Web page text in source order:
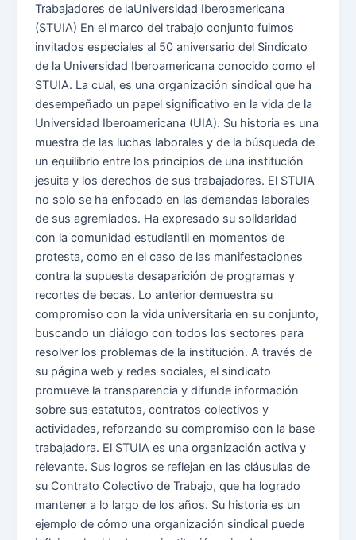
Trabajadores de laUniversidad Iberoamericana
(STUIA) En el marco del trabajo conjunto fuimos
invitados especiales al 50 aniversario del Sindicato
de la Universidad Iberoamericana conocido como el
STUIA. La cual, es una organización sindical que ha
desempeñado un papel significativo en la vida de la
Universidad Iberoamericana (UIA). Su historia es una
muestra de las luchas laborales y de la búsqueda de
un equilibrio entre los principios de una institución
jesuita y los derechos de sus trabajadores. El STUIA
no solo se ha enfocado en las demandas laborales
de sus agremiados. Ha expresado su solidaridad
con la comunidad estudiantil en momentos de
protesta, como en el caso de las manifestaciones
contra la supuesta desaparición de programas y
recortes de becas. Lo anterior demuestra su
compromiso con la vida universitaria en su conjunto,
buscando un diálogo con todos los sectores para
resolver los problemas de la institución. A través de
su página web y redes sociales, el sindicato
promueve la transparencia y difunde información
sobre sus estatutos, contratos colectivos y
actividades, reforzando su compromiso con la base
trabajadora. El STUIA es una organización activa y
relevante. Sus logros se reflejan en las cláusulas de
su Contrato Colectivo de Trabajo, que ha logrado
mantener a lo largo de los años. Su historia es un
ejemplo de cómo una organización sindical puede